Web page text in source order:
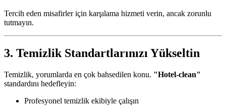
Tercih eden misafirler için karşılama hizmeti verin, ancak zorunlu
tutmayın.
3. Temizlik Standartlarınızı Yükseltin
Temizlik, yorumlarda en çok bahsedilen konu. "Hotel-clean"
standardını hedefleyin:
Profesyonel temizlik ekibiyle çalışın